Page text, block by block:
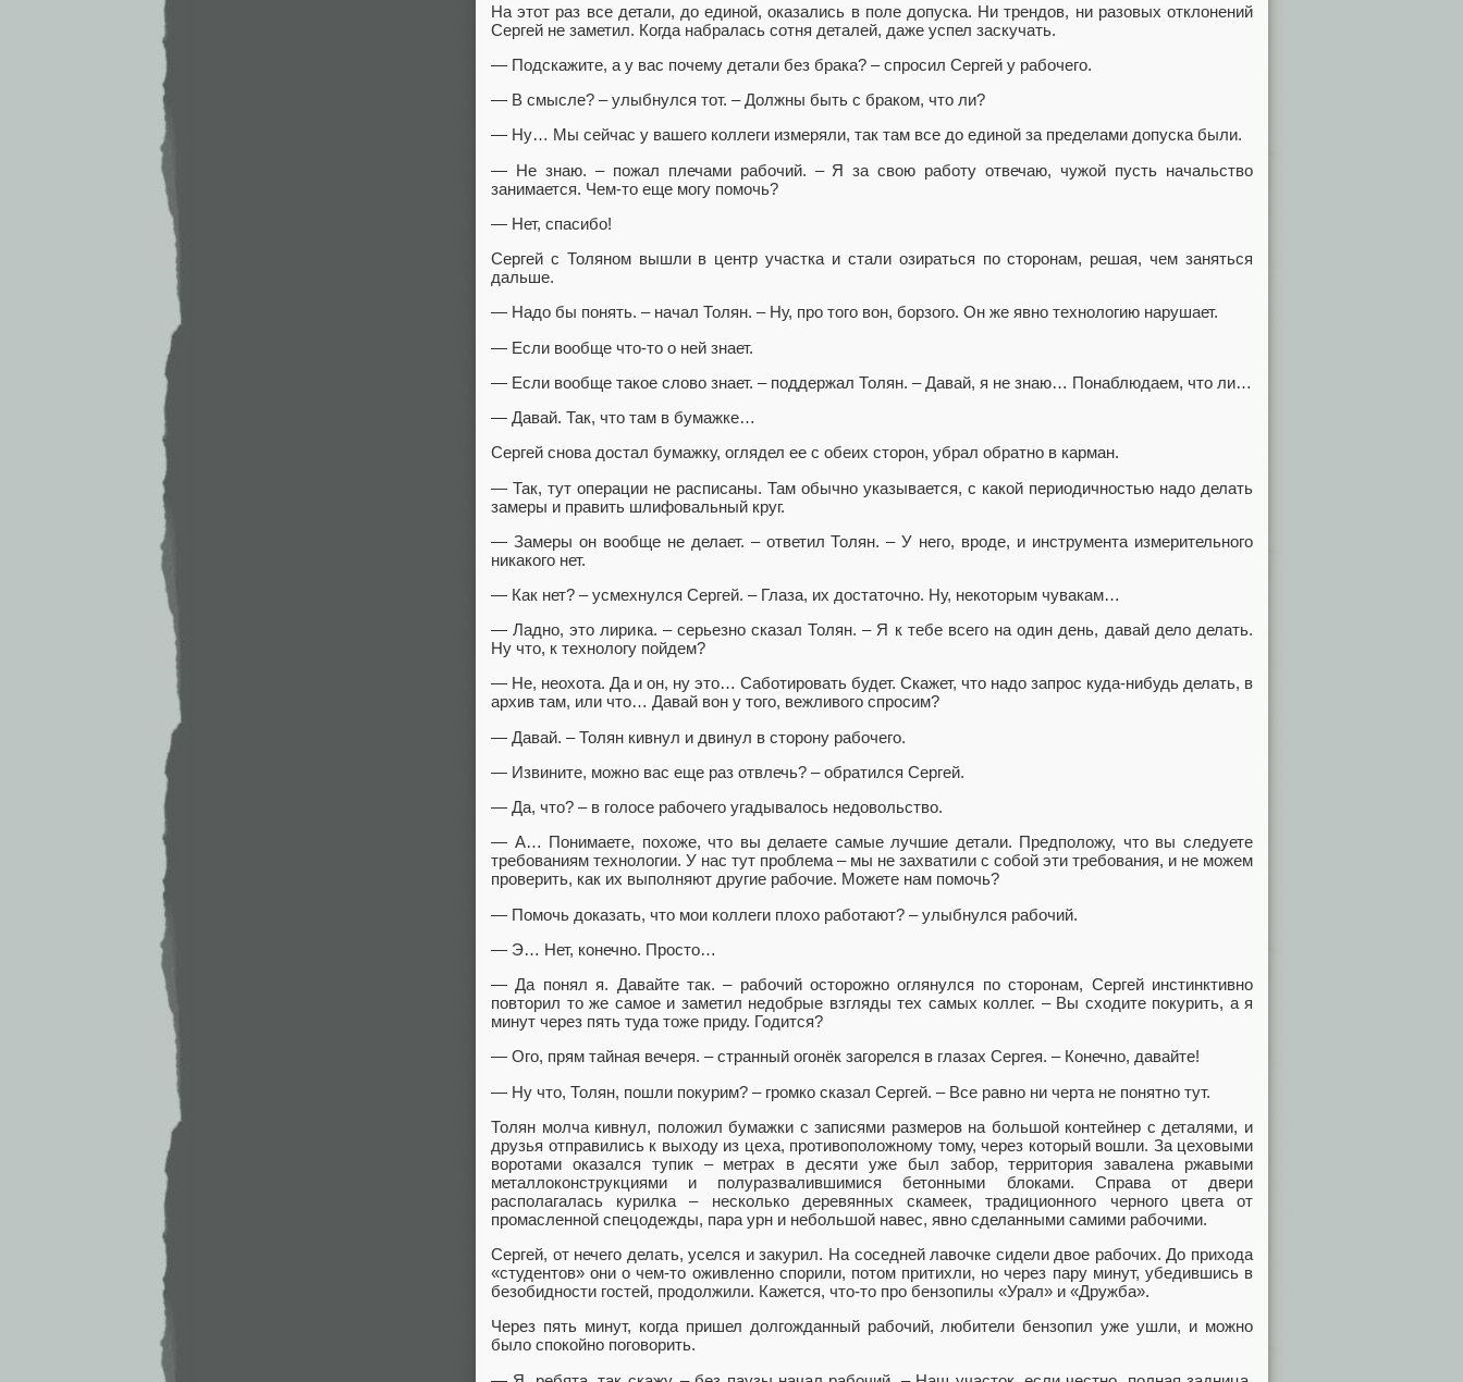
На этот раз все детали, до единой, оказались в поле допуска. Ни трендов, ни разовых отклонений
Сергей не заметил. Когда набралась сотня деталей, даже успел заскучать.
— Подскажите, а у вас почему детали без брака? – спросил Сергей у рабочего.
— В смысле? – улыбнулся тот. – Должны быть с браком, что ли?
— Ну… Мы сейчас у вашего коллеги измеряли, так там все до единой за пределами допуска были.
— Не знаю. – пожал плечами рабочий. – Я за свою работу отвечаю, чужой пусть начальство
занимается. Чем-то еще могу помочь?
— Нет, спасибо!
Сергей с Толяном вышли в центр участка и стали озираться по сторонам, решая, чем заняться
дальше.
— Надо бы понять. – начал Толян. – Ну, про того вон, борзого. Он же явно технологию нарушает.
— Если вообще что-то о ней знает.
— Если вообще такое слово знает. – поддержал Толян. – Давай, я не знаю… Понаблюдаем, что ли…
— Давай. Так, что там в бумажке…
Сергей снова достал бумажку, оглядел ее с обеих сторон, убрал обратно в карман.
— Так, тут операции не расписаны. Там обычно указывается, с какой периодичностью надо делать
замеры и править шлифовальный круг.
— Замеры он вообще не делает. – ответил Толян. – У него, вроде, и инструмента измерительного
никакого нет.
— Как нет? – усмехнулся Сергей. – Глаза, их достаточно. Ну, некоторым чувакам…
— Ладно, это лирика. – серьезно сказал Толян. – Я к тебе всего на один день, давай дело делать.
Ну что, к технологу пойдем?
— Не, неохота. Да и он, ну это… Саботировать будет. Скажет, что надо запрос куда-нибудь делать, в
архив там, или что… Давай вон у того, вежливого спросим?
— Давай. – Толян кивнул и двинул в сторону рабочего.
— Извините, можно вас еще раз отвлечь? – обратился Сергей.
— Да, что? – в голосе рабочего угадывалось недовольство.
— А… Понимаете, похоже, что вы делаете самые лучшие детали. Предположу, что вы следуете
требованиям технологии. У нас тут проблема – мы не захватили с собой эти требования, и не можем
проверить, как их выполняют другие рабочие. Можете нам помочь?
— Помочь доказать, что мои коллеги плохо работают? – улыбнулся рабочий.
— Э… Нет, конечно. Просто…
— Да понял я. Давайте так. – рабочий осторожно оглянулся по сторонам, Сергей инстинктивно
повторил то же самое и заметил недобрые взгляды тех самых коллег. – Вы сходите покурить, а я
минут через пять туда тоже приду. Годится?
— Ого, прям тайная вечеря. – странный огонёк загорелся в глазах Сергея. – Конечно, давайте!
— Ну что, Толян, пошли покурим? – громко сказал Сергей. – Все равно ни черта не понятно тут.
Толян молча кивнул, положил бумажки с записями размеров на большой контейнер с деталями, и
друзья отправились к выходу из цеха, противоположному тому, через который вошли. За цеховыми
воротами оказался тупик – метрах в десяти уже был забор, территория завалена ржавыми
металлоконструкциями и полуразвалившимися бетонными блоками. Справа от двери
располагалась курилка – несколько деревянных скамеек, традиционного черного цвета от
промасленной спецодежды, пара урн и небольшой навес, явно сделанными самими рабочими.
Сергей, от нечего делать, уселся и закурил. На соседней лавочке сидели двое рабочих. До прихода
«студентов» они о чем-то оживленно спорили, потом притихли, но через пару минут, убедившись в
безобидности гостей, продолжили. Кажется, что-то про бензопилы «Урал» и «Дружба».
Через пять минут, когда пришел долгожданный рабочий, любители бензопил уже ушли, и можно
было спокойно поговорить.